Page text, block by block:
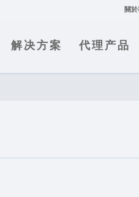
關於
解决方案 代理产品